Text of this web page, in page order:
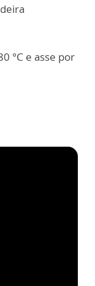
°C e asse por